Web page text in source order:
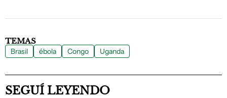
TEMAS
Brasil ébola Congo Uganda
SEGUÍ LEYENDO